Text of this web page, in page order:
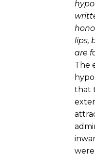
lips,
are
The
that